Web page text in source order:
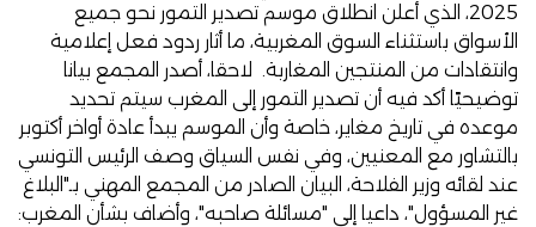
2025، الذي أعلن انطلاق موسم تصدير التمور نحو جميع
الأسواق باستثناء السوق المغربية، ما أثار ردود فعل إعلامية
وانتقادات من المنتجين المغاربة. لاحقا، أصدر المجمع بيانا
توضيحيًا أكد فيه أن تصدير التمور إلى المغرب سيتم تحديد
موعده في تاريخ مغاير، خاصة وأن الموسم يبدأ عادة أواخر أكتوبر
بالتشاور مع المعنيين، وفي نفس السياق وصف الرئيس التونسي
عند لقائه وزير الفلاحة، البيان الصادر من المجمع المهني بـ"البلاغ
غير المسؤول"، داعيا إلى "مسائلة صاحبه"، وأضاف بشأن المغرب: